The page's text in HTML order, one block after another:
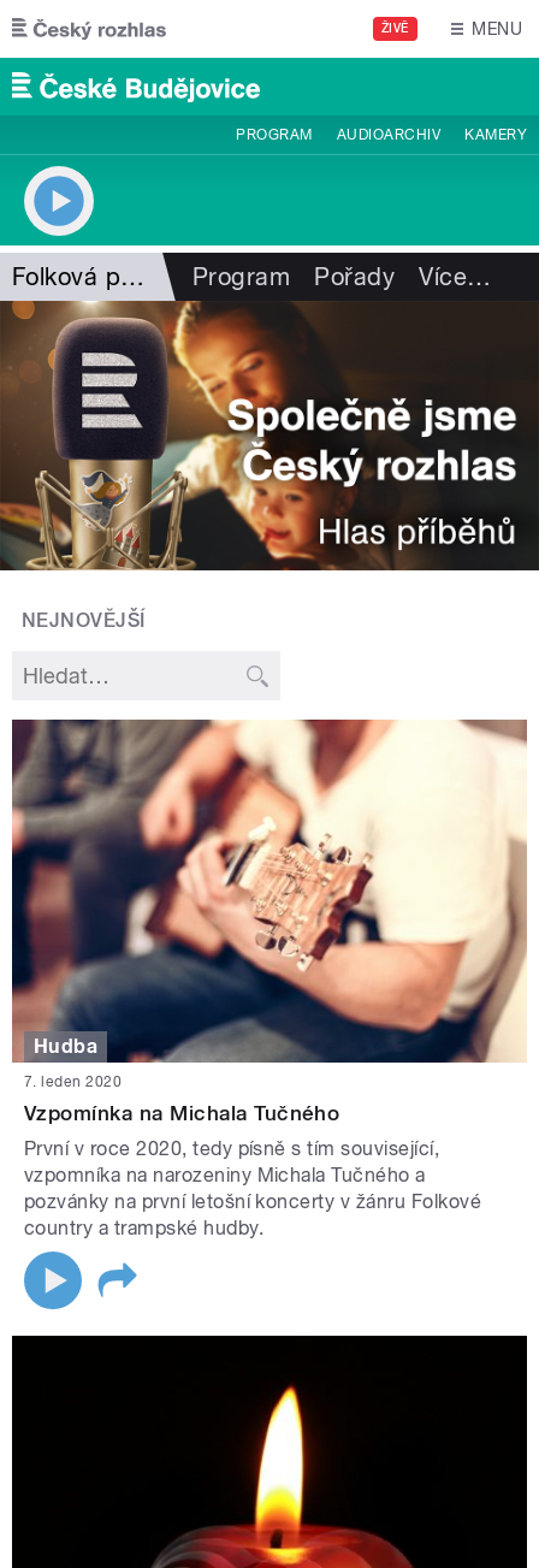
Přejít k hlavnímu obsahu
ŽIVĚ MENU
PROGRAM AUDIOARCHIV KAMERY
Folková pohlazení Program Pořady Více…
NEJNOVĚJŠÍ
Hudba
7. leden 2020
Vzpomínka na Michala Tučného
První v roce 2020, tedy písně s tím související,
vzpomníka na narozeniny Michala Tučného a
pozvánky na první letošní koncerty v žánru Folkové
country a trampské hudby.